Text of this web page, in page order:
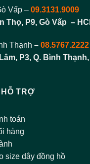
Vấp – 09.3131.9009
Thọ, P9, Gò Vấp –
Thạnh – 08.5767.2222
P3, Q. Bình Thạnh,
TRỢ
toán
hàng
size dây đồng hồ